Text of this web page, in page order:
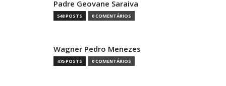
Padre Geovane Saraiva
548 POSTS 0 COMENTÁRIOS
Wagner Pedro Menezes
475 POSTS 0 COMENTÁRIOS